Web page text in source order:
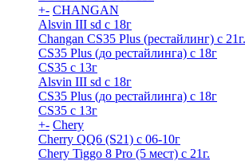
+- CHANGAN
Alsvin III sd с 18г
Changan CS35 Plus (рестайлинг) с
CS35 Plus (до рестайлинга) с 18г
CS35 с 13г
Alsvin III sd с 18г
CS35 Plus (до рестайлинга) с 18г
CS35 с 13г
+- Chery
Cherry QQ6 (S21) с 06-10г
Chery Tiggo 8 Pro (5 мест) с 21г.